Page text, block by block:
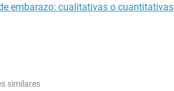
embarazo: cualitativas o cuantitativas
similares